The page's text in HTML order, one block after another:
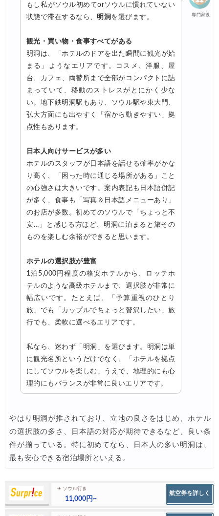
専門家役
もし私がソウル初めてorソウルに慣れていない
状態で滞在するなら、 明洞 を選びます。
観光・買い物・食事すべてがある
明洞は、「ホテルのドアを出た瞬間に観光が始
まる」ようなエリアです。コスメ、洋服、屋
台、カフェ、両替所まで全部がコンパクトに詰
まっていて、移動のストレスがとにかく少な
い。地下鉄明洞駅もあり、ソウル駅や東大門、
弘大方面にも出やすく「宿から動きやすい」拠
点性もあります。
日本人向けサービスが多い
ホテルのスタッフが日本語を話せる確率がかな
り高く、「困った時に通じる場所がある」こと
の心強さは大きいです。案内表記も日本語併記
が多く、食事も「写真＆日本語メニューあり」
のお店が多数。初めてのソウルで「ちょっと不
安…」と感じる方ほど、明洞に泊まると旅その
ものを楽しむ余裕ができると思います。
ホテルの選択肢が豊富
1泊5,000円程度の格安ホテルから、ロッテホ
テルのような高級ホテルまで、選択肢が非常に
幅広いです。たとえば、「予算重視のひとり
旅」でも「カップルでちょっと贅沢したい」旅
行でも、柔軟に選べるエリアです。
私なら、迷わず「明洞」を選びます。明洞は単
に観光名所というだけでなく、「ホテルを拠点
にしてソウルを楽しむ」うえで、地理的にも心
理的にもバランスが非常に良いエリアです。
やはり明洞が推されており、立地の良さをはじめ、ホテル
の選択肢の多さ、日本語の対応が期待できるなど、良い条
件が揃っている。特に初めてなら、日本人の多い明洞は、
最も安心できる宿泊場所といえる。
✈ ソウル行き
11,000円~
航空券を詳しく